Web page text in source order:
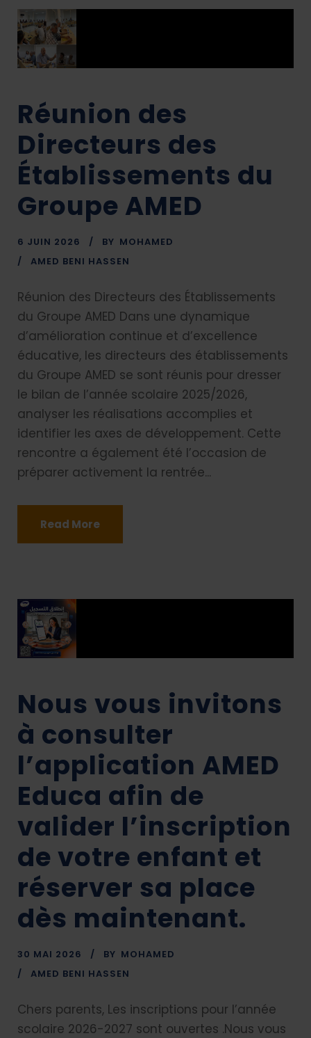
Réunion des
Directeurs des
Établissements du
Groupe AMED
6 JUIN 2026 BY MOHAMED
AMED BENI HASSEN
Réunion des Directeurs des Établissements
du Groupe AMED Dans une dynamique
d’amélioration continue et d’excellence
éducative, les directeurs des établissements
du Groupe AMED se sont réunis pour dresser
le bilan de l’année scolaire 2025/2026,
analyser les réalisations accomplies et
identifier les axes de développement. Cette
rencontre a également été l’occasion de
préparer activement la rentrée...
Read More
Nous vous invitons
à consulter
l’application AMED
Educa afin de
valider l’inscription
de votre enfant et
réserver sa place
dès maintenant.
30 MAI 2026 BY MOHAMED
AMED BENI HASSEN
Chers parents, Les inscriptions pour l’année
scolaire 2026-2027 sont ouvertes .Nous vous